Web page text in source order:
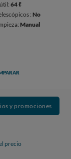
64 ℓ
: No
Manual
y promociones
precio